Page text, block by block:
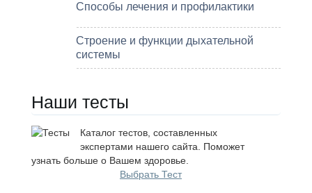
Способы лечения и профилактики
Строение и функции дыхательной
системы
Наши тесты
Каталог тестов, составленных
экспертами нашего сайта. Поможет
узнать больше о Вашем здоровье.
Выбрать Тест